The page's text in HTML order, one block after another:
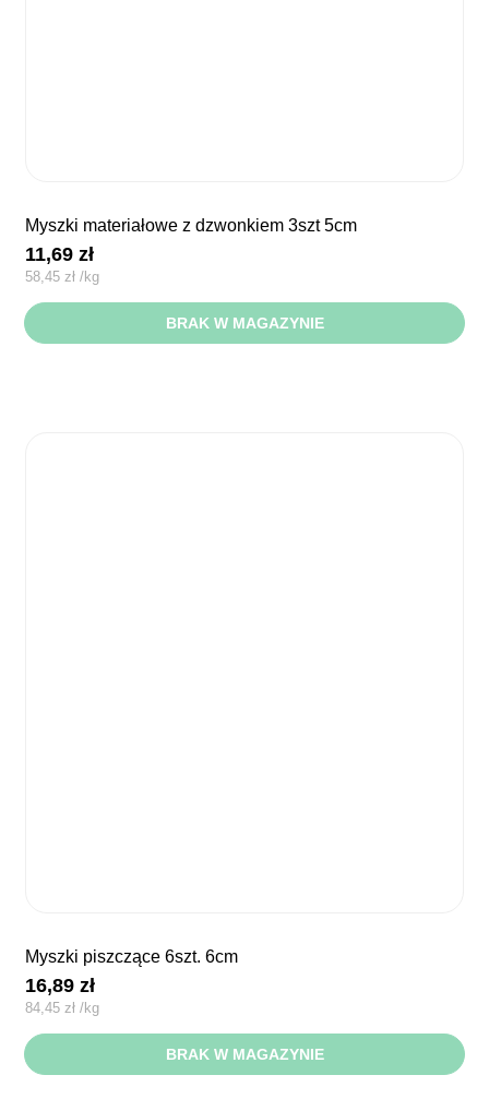
myszki materiałowe z dzwonkiem 3szt 5cm
11,69zł
58,45 zł /kg
BRAK W MAGAZYNIE
myszki piszczące 6szt. 6cm
16,89zł
84,45 zł /kg
BRAK W MAGAZYNIE